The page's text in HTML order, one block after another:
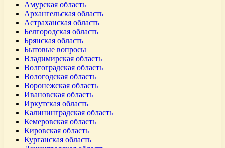
Амурская область
Архангельская область
Астраханская область
Белгородская область
Брянская область
Бытовые вопросы
Владимирская область
Волгоградская область
Вологодская область
Воронежская область
Ивановская область
Иркутская область
Калининградская область
Кемеровская область
Кировская область
Курганская область